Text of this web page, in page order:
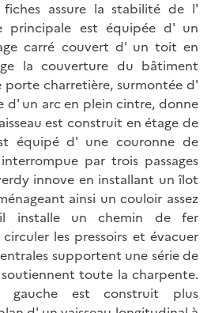
assure la stabilité de l'
principale est équipée d' un
carré couvert d' un toit en
la couverture du bâtiment
porte charretière, surmontée d'
d' un arc en plein cintre, donne
est construit en étage de
équipé d' une couronne de
par trois passages
innove en installant un îlot
ainsi un couloir assez
installe un chemin de fer
les pressoirs et évacuer
supportent une série de
toute la charpente.
gauche est construit plus